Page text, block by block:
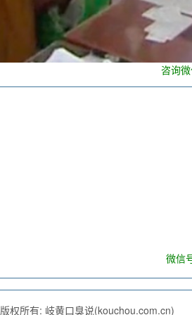
咨询
微信
版权所有: 岐黄口臭说(kouchou.com.cn)